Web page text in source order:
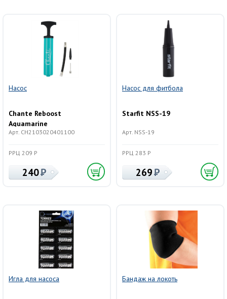
Насос
Chante Reboost
Aquamarine
CH2103020401100
Арт. CH2103020401100
РРЦ 209 Р
240
Насос для фитбола
Starfit NSS-19
Арт. NSS-19
РРЦ 283 Р
269
Игла для насоса Бандаж на локоть